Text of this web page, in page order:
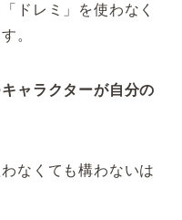
ドレミ」を使わなく
。
ャラクターが自分の
なくても構わないは